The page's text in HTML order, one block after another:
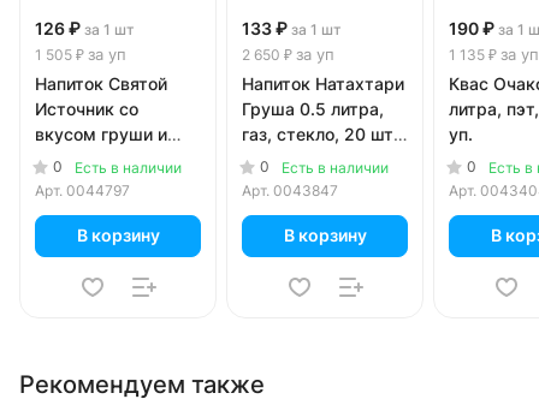
126 ₽ за 1 шт
1 505 ₽ за уп
Напиток Святой
Источник со
вкусом груши и
цитруса 1 литр, газ,
пэт, 12 шт. в уп.
0
Есть в наличии
Арт. 0044797
В корзину
133 ₽ за 1 шт
2 650 ₽ за уп
Напиток Натахтари
Груша 0.5 литра,
газ, стекло, 20 шт.
в уп.
0
Есть в наличии
Арт. 0043847
В корзину
190 ₽ за 1
1 135 ₽ за уп
Квас
литра,
уп.
0
Есть в
Арт.
В
Рекомендуем также